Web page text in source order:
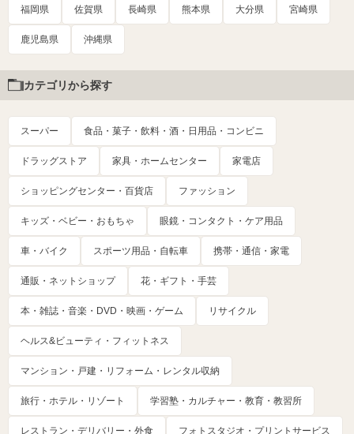
福岡県 佐賀県 長崎県 熊本県 大分県 宮崎県
鹿児島県 沖縄県
カテゴリから探す
スーパー 食品・菓子・飲料・酒・日用品・コンビニ
ドラッグストア 家具・ホームセンター 家電店
ショッピングセンター・百貨店 ファッション
キッズ・ベビー・おもちゃ 眼鏡・コンタクト・ケア用品
車・バイク スポーツ用品・自転車 携帯・通信・家電
通販・ネットショップ 花・ギフト・手芸
本・雑誌・音楽・DVD・映画・ゲーム リサイクル
ヘルス&ビューティ・フィットネス
マンション・戸建・リフォーム・レンタル収納
旅行・ホテル・リゾート 学習塾・カルチャー・教育・教習所
レストラン・デリバリー・外食 フォトスタジオ・プリントサービス